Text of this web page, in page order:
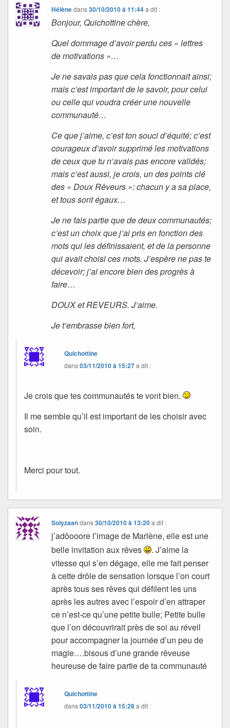
Hélènedans30/10/2010 à 11:44 a dit :
Bonjour, Quichottine chère,
Quel dommage d’avoir perdu ces « lettres
de motivations »…
Je ne savais pas que cela fonctionnait ainsi;
mais c’est important de le savoir, pour celui
ou celle qui voudra créer une nouvelle
communauté…
Ce que j’aime, c’est ton souci d’équité; c’est
courageux d’avoir supprimé les motivations
de ceux que tu n’avais pas encore validés;
mais c’est aussi, je crois, un des points clé
des « Doux Rêveurs »: chacun y a sa place,
et tous sont égaux…
Je ne fais partie que de deux communautés;
c’est un choix que j’ai pris en fonction des
mots qui les définissaient, et de la personne
qui avait choisi ces mots. J’espère ne pas te
décevoir; j’ai encore bien des progrès à
faire…
DOUX et REVEURS. J’aime.
Je t’embrasse bien fort,
Quichottine
dans03/11/2010 à 15:27a dit :
Je crois que tes communautés te vont bien.
Il me semble qu’il est important de les choisir avec
soin.
Merci pour tout.
Solyzaandans30/10/2010 à 13:20 a dit :
j’adôooore l’image de Marlène, elle est une
belle invitation aux rêves
. J’aime la
vitesse qui s’en dégage, elle me fait penser
à cette drôle de sensation lorsque l’on court
après tous ses rêves qui défilent les uns
après les autres avec l’espoir d’en attraper
ce n’est-ce qu’une petite bulle; Petite bulle
que l’on découvrirait près de soi au réveil
pour accompagner la journée d’un peu de
magie….bisous d’une grande rêveuse
heureuse de faire partie de ta communauté
Quichottine
dans03/11/2010 à 15:28a dit :